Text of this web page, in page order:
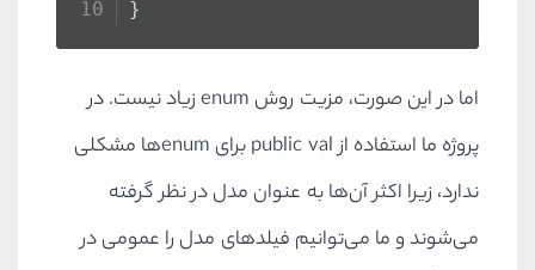
}
اما در این صورت، مزیت روش enumزیاد نیست. در
پروژه ما استفاده ازpublic valبرای enumها مشکلی
ندارد، زیرا اکثر آن‌ها به عنوان مدل در نظر گرفته
می‌شوند و ما می‌توانیم فیلدهای مدل را عمومی در